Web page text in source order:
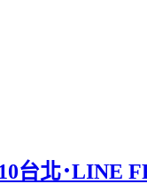
台北･LINE